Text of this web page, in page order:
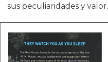
sus peculiaridades y valor.